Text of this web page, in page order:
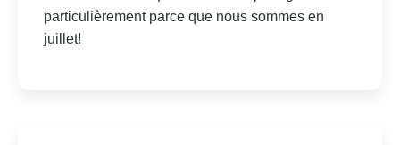
particulièrement parce que nous sommes en
juillet!